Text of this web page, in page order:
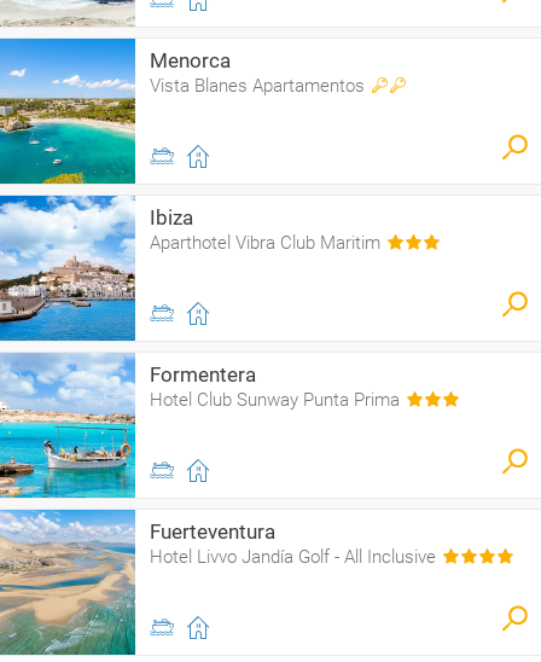
Menorca
Vista Blanes Apartamentos
Ibiza
Aparthotel Vibra Club Maritim
Formentera
Hotel Club Sunway Punta Prima
Fuerteventura
Hotel Livvo Jandía Golf - All Inclusive